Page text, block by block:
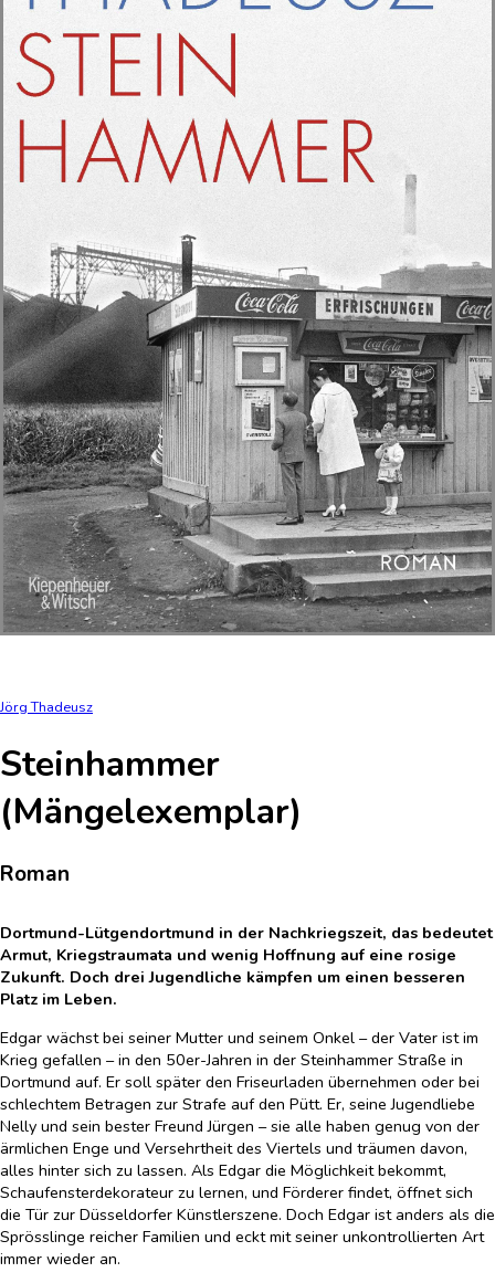
Jörg Thadeusz
Steinhammer
(Mängelexemplar)
Roman
Dortmund-Lütgendortmund in der Nachkriegszeit, das bedeutet
Armut, Kriegstraumata und wenig Hoffnung auf eine rosige
Zukunft. Doch drei Jugendliche kämpfen um einen besseren
Platz im Leben.
Edgar wächst bei seiner Mutter und seinem Onkel – der Vater ist im
Krieg gefallen – in den 50er-Jahren in der Steinhammer Straße in
Dortmund auf. Er soll später den Friseurladen übernehmen oder bei
schlechtem Betragen zur Strafe auf den Pütt. Er, seine Jugendliebe
Nelly und sein bester Freund Jürgen – sie alle haben genug von der
ärmlichen Enge und Versehrtheit des Viertels und träumen davon,
alles hinter sich zu lassen. Als Edgar die Möglichkeit bekommt,
Schaufensterdekorateur zu lernen, und Förderer findet, öffnet sich
die Tür zur Düsseldorfer Künstlerszene. Doch Edgar ist anders als die
Sprösslinge reicher Familien und eckt mit seiner unkontrollierten Art
immer wieder an.